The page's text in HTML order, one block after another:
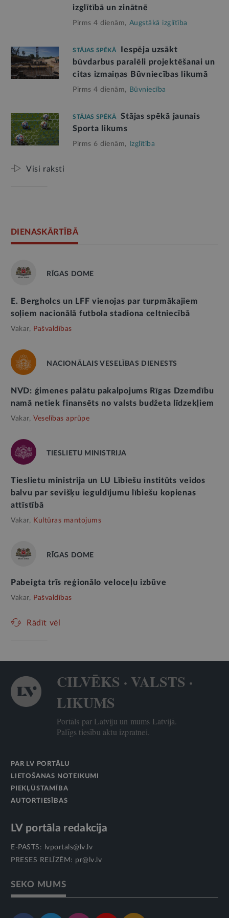
izglītībā un zinātnē
Pirms 4 dienām, Augstākā izglītība
STĀJAS SPĒKĀ
Iespēja uzsākt
būvdarbus paralēli projektēšanai un
citas izmaiņas Būvniecības likumā
Pirms 4 dienām, Būvniecība
STĀJAS SPĒKĀ
Stājas spēkā jaunais
Sporta likums
Pirms 6 dienām, Izglītība
Visi raksti
DIENASKĀRTĪBĀ
RĪGAS DOME
E. Bergholcs un LFF vienojas par turpmākajiem
soļiem nacionālā futbola stadiona celtniecībā
Vakar, Pašvaldības
NACIONĀLAIS VESELĪBAS DIENESTS
NVD: ģimenes palātu pakalpojums Rīgas Dzemdību
namā netiek finansēts no valsts budžeta līdzekļiem
Vakar, Veselības aprūpe
TIESLIETU MINISTRIJA
Tieslietu ministrija un LU Lībiešu institūts veidos
balvu par sevišķu ieguldījumu lībiešu kopienas
attīstībā
Vakar, Kultūras mantojums
RĪGAS DOME
Pabeigta trīs reģionālo veloceļu izbūve
Vakar, Pašvaldības
Rādīt vēl
CILVĒKS · VALSTS ·
LIKUMS
Portāls par Latviju un mums Latvijā.
Palīgs tiesību aktu izpratnei.
PAR LV PORTĀLU
LIETOŠANAS NOTEIKUMI
PIEKĻŪSTAMĪBA
AUTORTIESĪBAS
LV portāla redakcija
E-PASTS:
lvportals@lv.lv
PRESES RELĪZĒM: pr@lv.lv
SEKO MUMS